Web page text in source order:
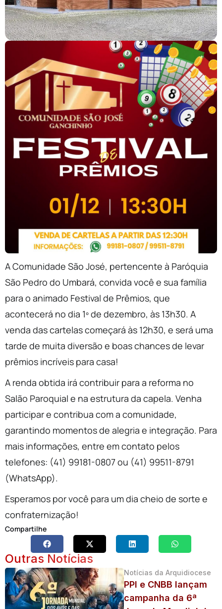
A Comunidade São José, pertencente à Paróquia
São Pedro do Umbará, convida você e sua família
para o animado Festival de Prêmios, que
acontecerá no dia 1º de dezembro, às 13h30. A
venda das cartelas começará às 12h30, e será uma
tarde de muita diversão e boas chances de levar
prêmios incríveis para casa!
A renda obtida irá contribuir para a reforma no
Salão Paroquial e na estrutura da capela. Venha
participar e contribua com a comunidade,
garantindo momentos de alegria e integração. Para
mais informações, entre em contato pelos
telefones: (41) 99181-0807 ou (41) 99511-8791
(WhatsApp).
Esperamos por você para um dia cheio de sorte e
confraternização!
Compartilhe
Outras Notícias
Notícias da Arquidiocese
PPI e CNBB lançam
campanha da 6ª